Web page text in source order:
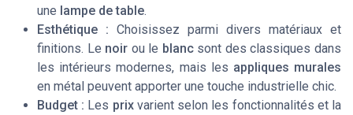
une lampe de table.
Esthétique : Choisissez parmi divers matériaux et
finitions. Le noir ou le blancsont des classiques dans
les intérieurs modernes, mais les appliques murales
en métal peuvent apporter une touche industrielle chic.
Budget : Les prixvarient selon les fonctionnalités et la